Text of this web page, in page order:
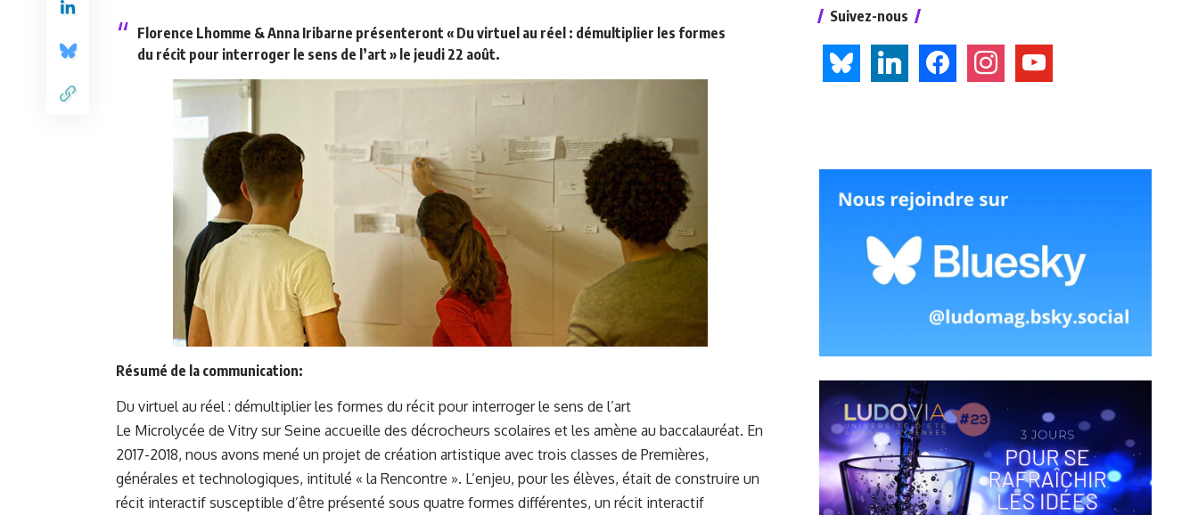
Florence Lhomme & Anna Iribarne présenteront « Du virtuel au réel : démultiplier les formes
du récit pour interroger le sens de l’art » le jeudi 22 août.
Résumé de la communication:
Du virtuel au réel : démultiplier les formes du récit pour interroger le sens de l’art
Le Microlycée de Vitry sur Seine accueille des décrocheurs scolaires et les amène au baccalauréat. En
2017-2018, nous avons mené un projet de création artistique avec trois classes de Premières,
générales et technologiques, intitulé « la Rencontre ». L’enjeu, pour les élèves, était de construire un
récit interactif susceptible d’être présenté sous quatre formes différentes, un récit interactif
Suivez-nous
bluesky linkedin facebookinstagramyoutube